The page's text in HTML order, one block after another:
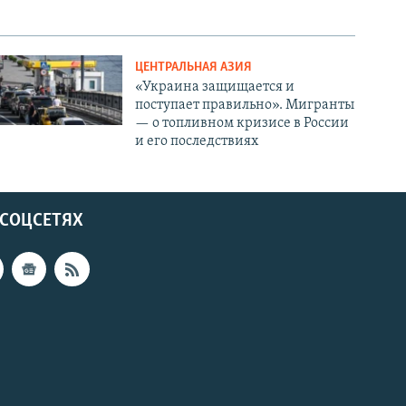
ЦЕНТРАЛЬНАЯ АЗИЯ
«Украина защищается и
поступает правильно». Мигранты
— о топливном кризисе в России
и его последствиях